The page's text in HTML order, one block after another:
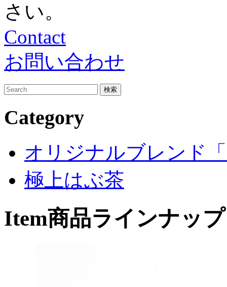
さい。
Contact
お問い合わせ
Category
オリジナルブレンド
極上はぶ茶
Item商品ラインナップ